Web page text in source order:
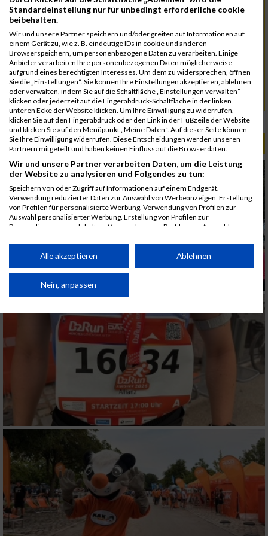
5074
Heinsohn
00:55:03.7
5145
Vumaz
5053
Cömert-Inan
00:56:04.7
5146
Herold
00:56:27.8
5092
Kürkaya
00:56:58.4
5143
Ulus
00:56:58.8
Rang:54.
ALBUM B2RUN MÜNCHEN / 15.07.2026
Standardeinstellung nur für unbedingt erforderliche cookie
beibehalten.
Wir und unsere Partner speichern und/oder greifen auf Informationen auf
einem Gerät zu, wie z. B. eindeutige IDs in cookie und anderen
Browserspeichern, um personenbezogene Daten zu verarbeiten. Einige
Anbieter verarbeiten Ihre personenbezogenen Daten möglicherweise
aufgrund eines berechtigten Interesses. Um dem zu widersprechen, öffnen
Sie die „Einstellungen“. Sie können Ihre Einstellungen akzeptieren, ablehnen
oder verwalten, indem Sie auf die Schaltfläche „Einstellungen verwalten“
klicken oder jederzeit auf die Fingerabdruck-Schaltfläche in der linken
unteren Ecke der Website klicken. Um Ihre Einwilligung zu widerrufen,
klicken Sie auf den Fingerabdruck oder den Link in der Fußzeile der Website
und klicken Sie auf den Menüpunkt „Meine Daten“. Auf dieser Seite können
Sie Ihre Einwilligung widerrufen. Diese Entscheidungen werden unseren
Partnern mitgeteilt und haben keinen Einfluss auf die Browserdaten.
Wir und unsere Partner verarbeiten Daten, um die Leistung
der Website zu analysieren und Folgendes zu tun:
Speichern von oder Zugriff auf Informationen auf einem Endgerät.
Verwendung reduzierter Daten zur Auswahl von Werbeanzeigen. Erstellung
von Profilen für personalisierte Werbung. Verwendung von Profilen zur
Auswahl personalisierter Werbung. Erstellung von Profilen zur
Personalisierung von Inhalten. Verwendung von Profilen zur Auswahl
Performance von Inhalten. Analyse von Zielgruppen durch Statistiken oder
Kombinationen von Daten aus verschiedenen Quellen. Entwicklung und
von Inhalten.
Daten können außerhalb der Europäischen Union weitergegeben und in die
Partnerliste anzeigen (1 IAB-Anbieter)
Wir nutzen Ihre Daten für folgende Zwecke:
IAB-Verarbeitungszwecke:
Speichern von oder Zugriff auf Informationen
auf einem Endgerät
Verwendung reduzierter Daten zur Auswahl
von Werbeanzeigen
Erstellung von Profilen für personalisierte
Verwendung von Profilen zur Auswahl
personalisierter Werbung
Alle akzeptieren Ablehnen
Nein, anpassen